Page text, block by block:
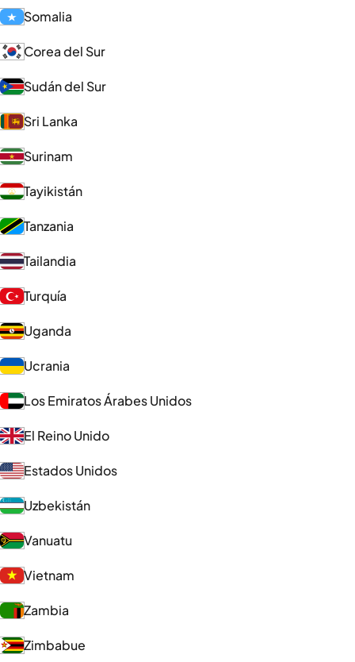
Somalia
Corea del Sur
Sudán del Sur
Sri Lanka
Surinam
Tayikistán
Tanzania
Tailandia
Turquía
Uganda
Ucrania
Los Emiratos Árabes Unidos
El Reino Unido
Estados Unidos
Uzbekistán
Vanuatu
Vietnam
Zambia
Zimbabue